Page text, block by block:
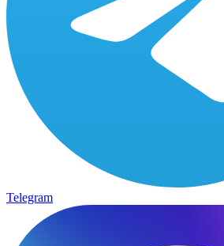
Telegram